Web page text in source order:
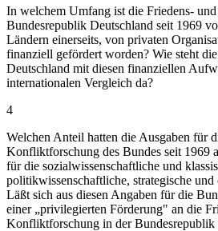
In welchem Umfang ist die Friedens-
Bundesrepublik Deutschland seit 1969
Ländern einerseits, von privaten
finanziell gefördert worden? Wie steht
Deutschland mit diesen finanziellen
internationalen Vergleich da?
4
Welchen Anteil hatten die Ausgaben für
Konfliktforschung des Bundes seit 1969
für die sozialwissenschaftliche und
politikwissenschaftliche, strategische
Läßt sich aus diesen Angaben für die
einer „privilegierten Förderung" an die
Konfliktforschung in der Bundesrepublik